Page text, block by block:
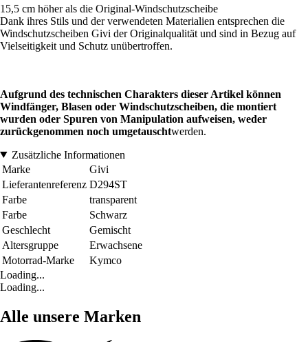
15,5 cm höher als die Original-Windschutzscheibe
Dank ihres Stils und der verwendeten Materialien entsprechen die
Windschutzscheiben Givi der Originalqualität und sind in Bezug auf
Vielseitigkeit und Schutz unübertroffen.
Aufgrund des technischen Charakters dieser Artikel können
Windfänger, Blasen oder Windschutzscheiben, die montiert
wurden oder Spuren von Manipulation aufweisen, weder
zurückgenommen noch umgetauschtwerden.
Zusätzliche Informationen
Marke
Givi
Lieferantenreferenz D294ST
Farbe
transparent
Farbe
Schwarz
Geschlecht
Gemischt
Altersgruppe
Erwachsene
Motorrad-Marke
Kymco
Loading...
Loading...
Alle unsere Marken